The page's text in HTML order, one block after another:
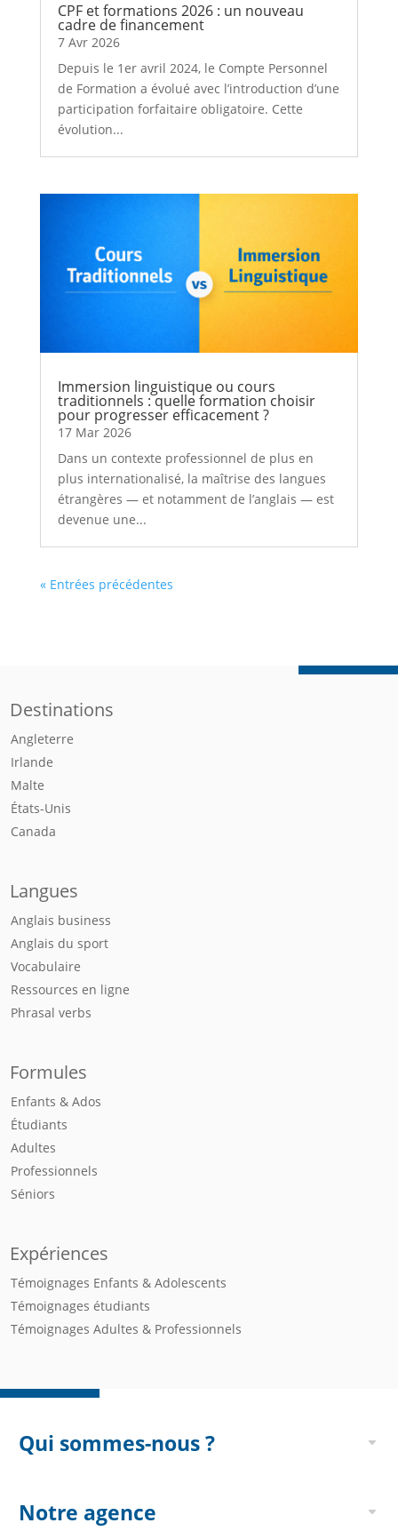
CPF et formations 2026 : un nouveau
cadre de financement
7 Avr 2026
Depuis le 1er avril 2024, le Compte Personnel
de Formation a évolué avec l’introduction d’une
participation forfaitaire obligatoire. Cette
évolution...
Immersion linguistique ou cours
traditionnels : quelle formation choisir
pour progresser efficacement ?
17 Mar 2026
Dans un contexte professionnel de plus en
plus internationalisé, la maîtrise des langues
étrangères — et notamment de l’anglais — est
devenue une...
« Entrées précédentes
Destinations
Angleterre
Irlande
Malte
États-Unis
Canada
Langues
Anglais business
Anglais du sport
Vocabulaire
Ressources en ligne
Phrasal verbs
Formules
Enfants & Ados
Étudiants
Adultes
Professionnels
Séniors
Expériences
Témoignages Enfants & Adolescents
Témoignages étudiants
Témoignages Adultes & Professionnels
Qui sommes-nous ?
Notre agence